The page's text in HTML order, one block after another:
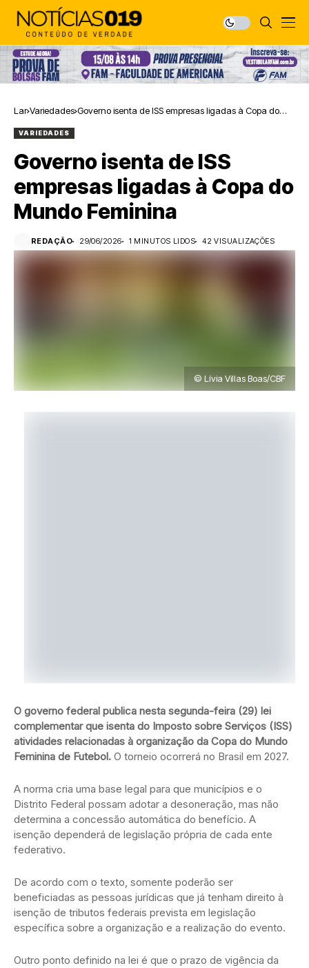
Lar Variedades Governo isenta de ISS empresas ligadas à Copa do
VARIEDADES
Governo isenta de ISS
empresas ligadas à Copa do
Mundo Feminina
REDAÇÃO 29/06/2026 1 MINUTOS LIDOS 42 VISUALIZAÇÕES
© Lívia Villas Boas/CBF
O governo federal publica nesta segunda-feira (29) lei
complementar que isenta do Imposto sobre Serviços (ISS)
atividades relacionadas à organização da Copa do Mundo
Feminina de Futebol. O torneio ocorrerá no Brasil em 2027.
A norma cria uma base legal para que municípios e o
Distrito Federal possam adotar a desoneração, mas não
determina a concessão automática do benefício. A
isenção dependerá de legislação própria de cada ente
federativo.
De acordo com o texto, somente poderão ser
beneficiadas as pessoas jurídicas que já tenham direito à
isenção de tributos federais prevista em legislação
específica sobre a organização e a realização do evento.
Outro ponto definido na lei é que o prazo de vigência da